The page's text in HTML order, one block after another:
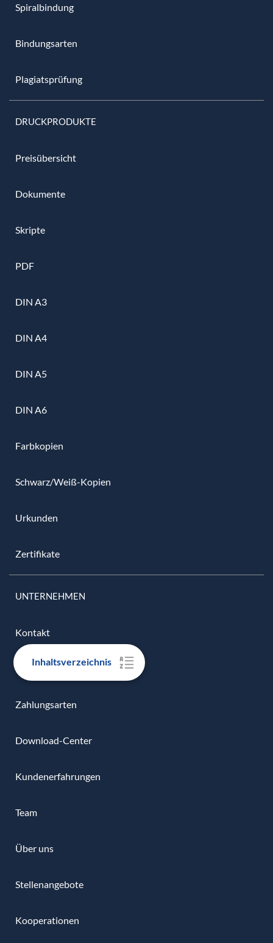
Inhaltsverzeichnis
Spiralbindung
Bindungsarten
Plagiatsprüfung
DRUCKPRODUKTE
Preisübersicht
Dokumente
Skripte
PDF
DIN A3
DIN A4
DIN A5
DIN A6
Farbkopien
Schwarz/Weiß-Kopien
Urkunden
Zertifikate
UNTERNEHMEN
Kontakt
Versandübersicht
Zahlungsarten
Download-Center
Kundenerfahrungen
Team
Über uns
Stellenangebote
Kooperationen